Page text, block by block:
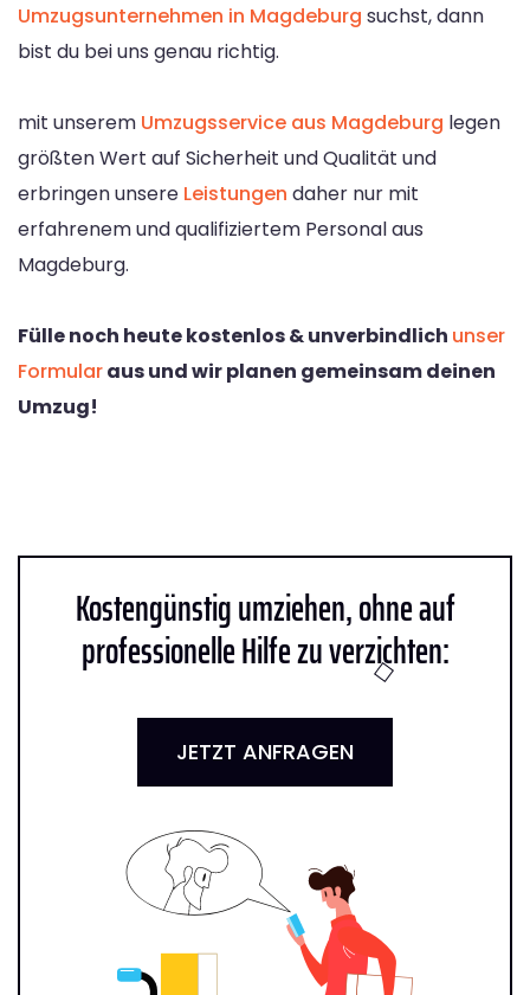
Umzugsunternehmen in Magdeburg suchst, dann
bist du bei uns genau richtig.
mit unserem Umzugsservice aus Magdeburg legen
größten Wert auf Sicherheit und Qualität und
erbringen unsere Leistungen daher nur mit
erfahrenem und qualifiziertem Personal aus
Magdeburg.
Fülle noch heute kostenlos & unverbindlich unser
Formularaus und wir planen gemeinsam deinen
Umzug!
Kostengünstig umziehen, ohne auf
professionelle Hilfe zu verzichten:
JETZT ANFRAGEN